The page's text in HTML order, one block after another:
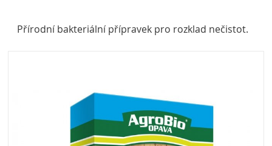
Přírodní bakteriální přípravek pro rozklad nečistot.